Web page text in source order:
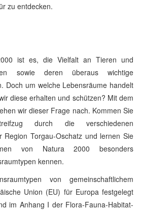
zu entdecken.
ist es, die Vielfalt an Tieren und
sowie deren überaus wichtige
Doch um welche Lebensräume handelt
diese erhalten und schützen? Mit dem
wir dieser Frage nach. Kommen Sie
durch die verschiedenen
Region Torgau-Oschatz und lernen Sie
von Natura 2000 besonders
kennen.
von gemeinschaftlichem
Union (EU) für Europa festgelegt
im Anhang I der Flora-Fauna-Habitat-